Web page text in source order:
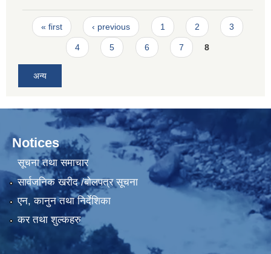
Pages
« first ‹ previous 1 2 3
4 5 6 7 8
अन्य
Notices
सूचना तथा समाचार
सार्वजनिक खरीद /बोलपत्र सूचना
एन, कानुन तथा निर्देशिका
कर तथा शुल्कहरु